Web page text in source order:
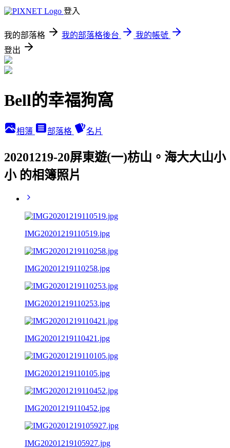
登入
我的部落格 我的部落格後台
我的帳號
登出
Bell的幸福狗窩
相簿 部落格 名片
20201219-20屏東遊(一)枋山。海大大山小
小 的相簿照片
IMG20201219110519.jpg
IMG20201219110258.jpg
IMG20201219110253.jpg
IMG20201219110421.jpg
IMG20201219110105.jpg
IMG20201219110452.jpg
IMG20201219105927.jpg